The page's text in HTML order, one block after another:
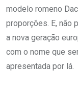
modelo romeno
proporções. E, não
a nova geração
com o nome que
apresentada por lá.